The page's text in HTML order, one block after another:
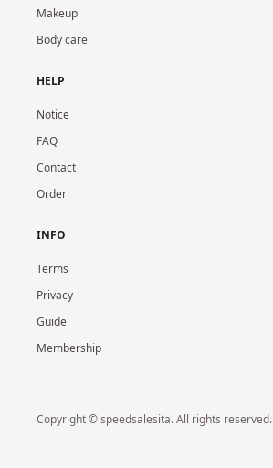
Makeup
Body care
HELP
Notice
FAQ
Contact
Order
INFO
Terms
Privacy
Guide
Membership
Copyright © speedsalesita. All rights reserved.